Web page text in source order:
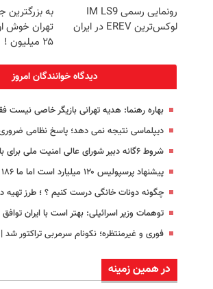
رونمایی رسمی IM LS9
لوکس‌ترین EREV در ایران
به بزرگترین
تهران خوش
۲۵ میلیون !
دیدگاه خوانندگان امروز
بهاره رهنما: هدیه تهرانی بازیگر خاصی نیست
دیپلماسی نتیجه‌ نمی دهد؛ پاسخ نظامی
شروط ۶گانه دبیر شورای عالی امنیت ملی برای بازگشایی تنگه هرمز
پیشنهاد پرسپولیس ۱۲۰ میلیارد است اما ما ۱۸۶ میلیارد می‌خواهیم | ارزش بازیکن ما بیشتر از خرید جدید این باشگاه است
چگونه دونات خانگی درست کنیم ؟ ؛ طرز تهیه
توهمات وزیر اسرائیلی: بهتر است با ایران
فوری و غیرمنتظره؛‌ نکونام سرمربی تراکتور شد
در همین زمینه